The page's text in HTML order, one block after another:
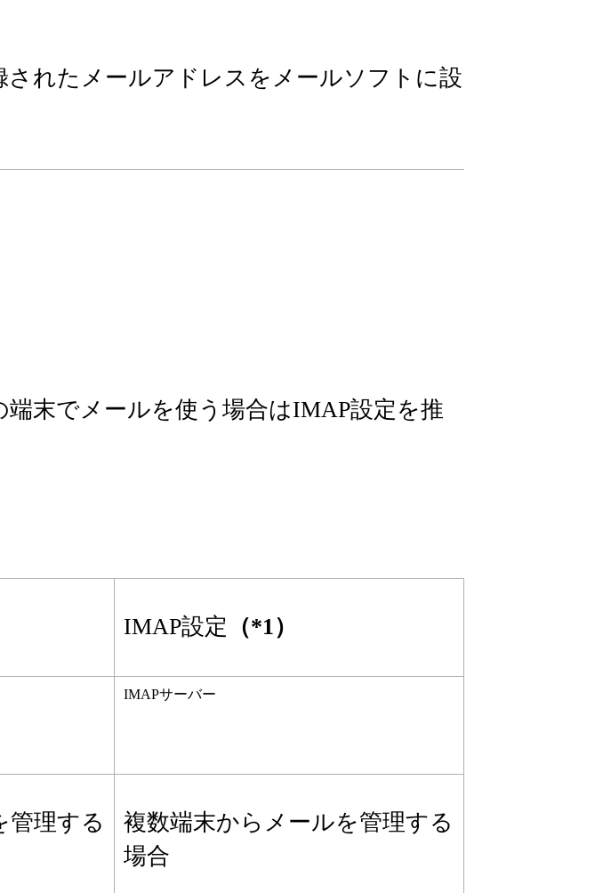
れたメールアドレスをメールソフトに設
末でメールを使う場合はIMAP設定を推
IMAP設定 （*1）
IMAPサーバー
管理する
複数端末からメールを管理する
場合